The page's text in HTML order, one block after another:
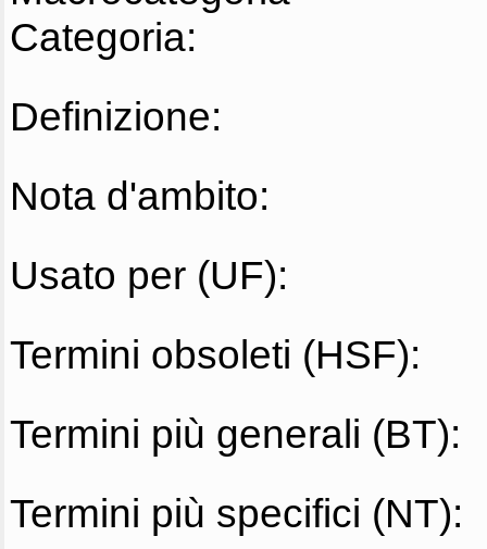
Categoria:
Definizione:
Nota d'ambito:
Usato per (UF):
Termini obsoleti (HSF):
Termini più generali (BT):
Termini più specifici (NT):